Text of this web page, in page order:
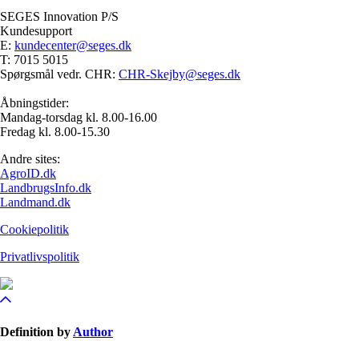
SEGES Innovation P/S
Kundesupport
E: kundecenter@seges.dk
T: 7015 5015
Spørgsmål vedr. CHR: CHR-Skejby@seges.dk
Åbningstider:
Mandag-torsdag kl. 8.00-16.00
Fredag kl. 8.00-15.30
Andre sites:
AgroID.dk
LandbrugsInfo.dk
Landmand.dk
Cookiepolitik
Privatlivspolitik
Definition by Author